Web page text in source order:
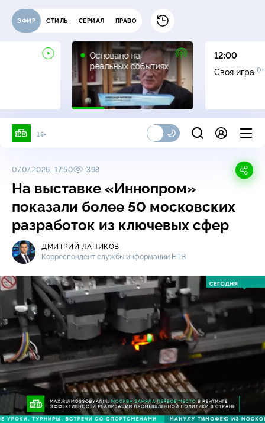
ЭФИР СТИЛЬ СЕРИАЛ ПРАВО
Основано на
реальных событиях
16+
12:00
Своя игра 0+
18+
07.07.2026, 17:50 398
На выставке «Иннопром»
показали более 50 московских
разработок из ключевых сфер
ДМИТРИЙ ЛАПИКОВ
Корреспондент службы информации НТВ
/
Загрузка:
27.08%